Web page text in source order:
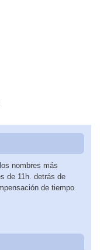
nombres más
de 11h. detrás de
de tiempo